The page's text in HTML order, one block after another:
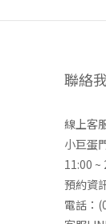
聯絡
線上客
小巨蛋
11:00 ~
預約資
電話：